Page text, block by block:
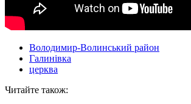
Володимир-Волинський район
Галинівка
церква
Читайте також: